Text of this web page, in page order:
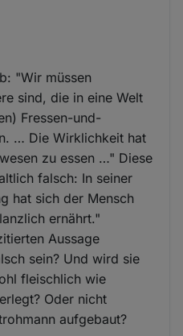
"Wir müssen
sind, die in eine Welt
Fressen-und-
… Die Wirklichkeit hat
zu essen …" Diese
falsch: In seiner
hat sich der Mensch
ernährt."
Aussage
sein? Und wird sie
fleischlich wie
Oder nicht
aufgebaut?